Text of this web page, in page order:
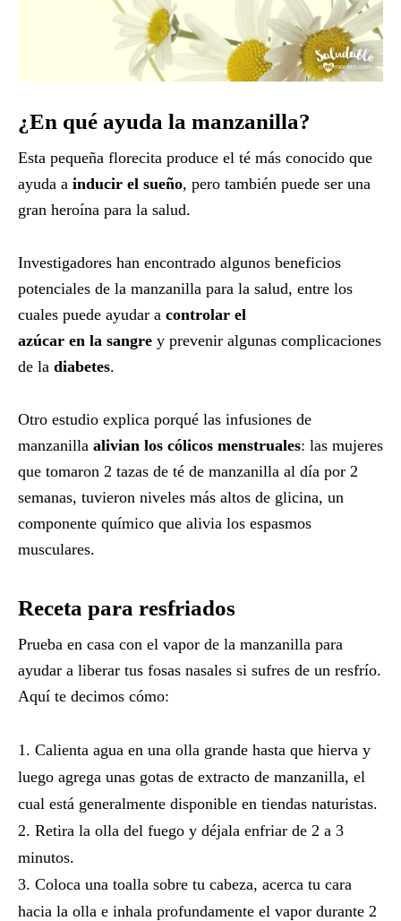
¿En qué ayuda la manzanilla?
Esta pequeña florecita produce el té más conocido que
ayuda a inducir el sueño, pero también puede ser una
gran heroína para la salud.
Investigadores han encontrado algunos beneficios
potenciales de la manzanilla para la salud, entre los
cuales puede ayudar a controlar el
azúcar en la sangre y prevenir algunas complicaciones
de la diabetes.
Otro estudio explica porqué las infusiones de
manzanilla alivian los cólicos menstruales: las mujeres
que tomaron 2 tazas de té de manzanilla al día por 2
semanas, tuvieron niveles más altos de glicina, un
componente químico que alivia los espasmos
musculares.
Receta para resfriados
Prueba en casa con el vapor de la manzanilla para
ayudar a liberar tus fosas nasales si sufres de un resfrío.
Aquí te decimos cómo:
Calienta agua en una olla grande hasta que hierva y
luego agrega unas gotas de extracto de manzanilla, el
cual está generalmente disponible en tiendas naturistas.
Retira la olla del fuego y déjala enfriar de 2 a 3
minutos.
Coloca una toalla sobre tu cabeza, acerca tu cara
hacia la olla e inhala profundamente el vapor durante 2